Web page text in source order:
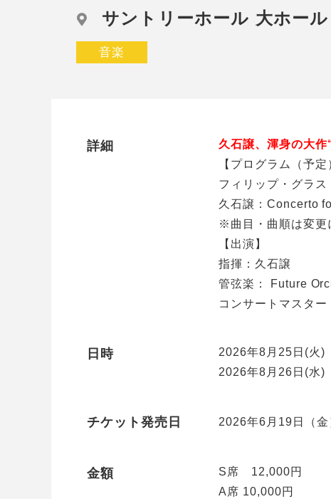
サントリーホール 大ホール
音楽
詳細
久石譲、渾身の大作
【プログラム（予定
フィリップ・グラス
久石譲：Concerto
※曲目・曲順は変更
【出演】
指揮：久石譲
管弦楽： Future
コンサートマスター
日時
2026年8月25日(
2026年8月26日(
チケット発売日 2026年6月19日（
金額
S席 12,000円
A席 10,000円